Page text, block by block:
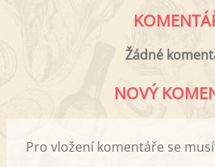
Žádné
NOVÝ
Pro vložení komentáře se